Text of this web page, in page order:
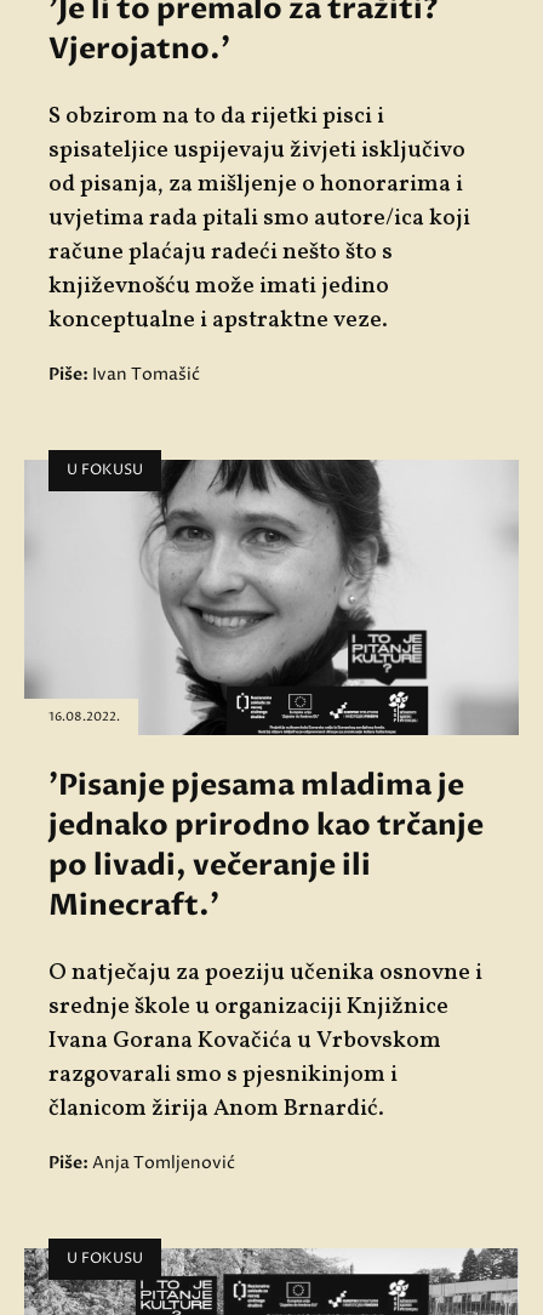
'Je li to premalo za tražiti?
Vjerojatno.'
S obzirom na to da rijetki pisci i
spisateljice uspijevaju živjeti isključivo
od pisanja, za mišljenje o honorarima i
uvjetima rada pitali smo autore/ica koji
račune plaćaju radeći nešto što s
književnošću može imati jedino
konceptualne i apstraktne veze.
Piše: Ivan Tomašić
U FOKUSU
16.08.2022.
'Pisanje pjesama mladima je
jednako prirodno kao trčanje
po livadi, večeranje ili
Minecraft.'
O natječaju za poeziju učenika osnovne i
srednje škole u organizaciji Knjižnice
Ivana Gorana Kovačića u Vrbovskom
razgovarali smo s pjesnikinjom i
članicom žirija Anom Brnardić.
Piše: Anja Tomljenović
U FOKUSU